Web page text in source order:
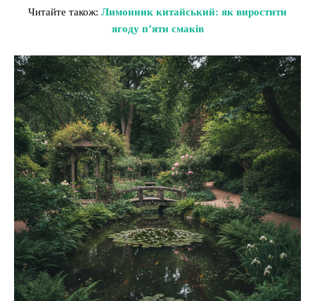
Читайте також: Лимонник китайський: як виростити
ягоду п’яти смаків